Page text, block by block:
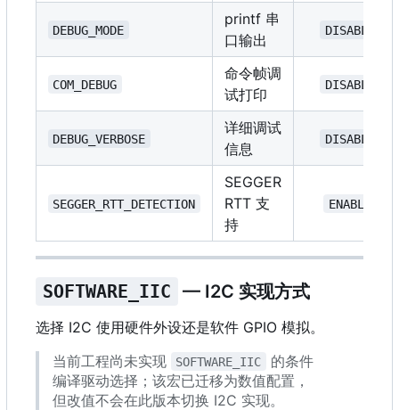
DEBUG_MODE
printf 串
口输出
DISABLE
COM_DEBUG
命令帧调
试打印
DISABLE
DEBUG_VERBOSE
详细调试
信息
DISABLE
SEGGER_RTT_DETECTION
SEGGER
RTT 支
持
ENABLE
SOFTWARE_IIC — I2C 实现方式
选择 I2C 使用硬件外设还是软件 GPIO 模拟。
当前工程尚未实现
SOFTWARE_IIC
的条件
编译驱动选择；该宏已迁移为数值配置，
但改值不会在此版本切换 I2C 实现。